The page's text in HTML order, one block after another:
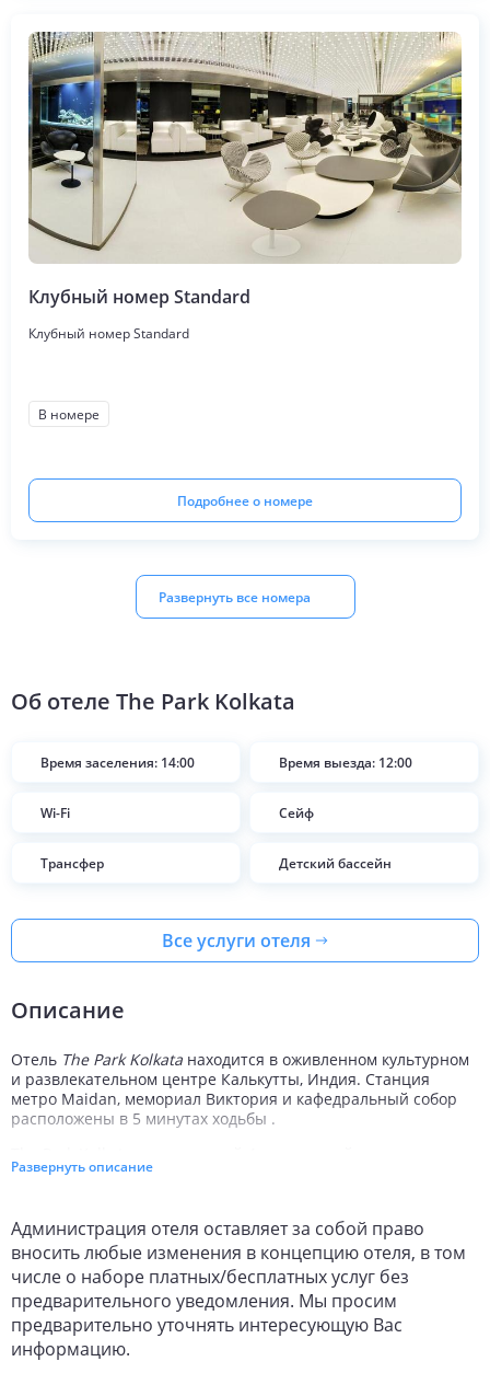
Клубный номер Standard
Клубный номер Standard
В номере
Подробнее о номере
Развернуть все номера
Об отеле The Park Kolkata
Время заселения: 14:00 Время выезда: 12:00
Wi-Fi Сейф
Трансфер Детский бассейн
Все услуги отеля
Описание
Отель The Park Kolkata находится в оживленном культурном
и развлекательном центре Калькутты, Индия. Станция
метро Maidan, мемориал Виктория и кафедральный собор
расположены в 5 минутах ходьбы .
богатым интерьером, сочетающий стиль модерн и
В 8 ресторанах вы сможете попробовать блюда местной и
международной кухни, мясо на гриле и морепродукты. В
здании работает ночной клуб, а также 6 баров и кафе.
После продолжительного дня расслабьтесь в
гидромассажной ванной или
открытом бассейне
Поддерживайте форму, занимаясь в тренажерном зале.
Развернуть описание
Администрация отеля оставляет за собой право
вносить любые изменения в концепцию отеля, в том
числе о наборе платных/бесплатных услуг без
предварительного уведомления. Мы просим
предварительно уточнять интересующую Вас
информацию.